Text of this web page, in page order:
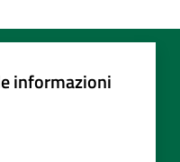
informazioni